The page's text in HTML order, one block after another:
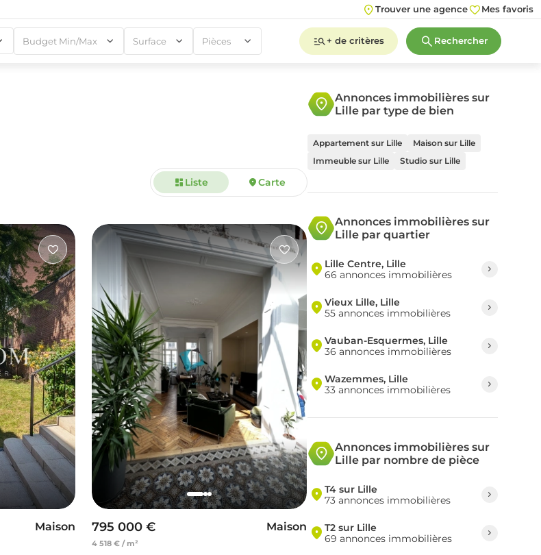
Trouver une agence Mes favoris
Budget Min/Max Surface Pièces
5+
2 3 4
+ de critères Rechercher
Liste Carte
Maison 795 000 €
4 518 € / m²
Maison
Annonces immobilières sur
Lille par type de bien
Appartement sur Lille
Maison sur Lille
Immeuble sur Lille
Studio sur Lille
Annonces immobilières sur
Lille par quartier
Lille Centre, Lille
66 annonces immobilières
Vieux Lille, Lille
55 annonces immobilières
Vauban-Esquermes, Lille
36 annonces immobilières
Wazemmes, Lille
33 annonces immobilières
Annonces immobilières sur
Lille par nombre de pièce
T4 sur Lille
73 annonces immobilières
T2 sur Lille
69 annonces immobilières